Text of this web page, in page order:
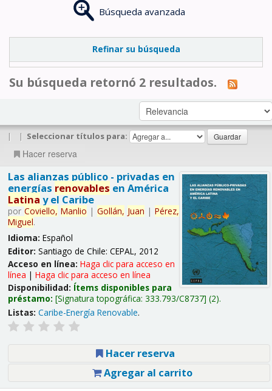
Búsqueda avanzada
Refinar su búsqueda
Su búsqueda retornó 2 resultados.
| | Seleccionar títulos para:
Hacer reserva
Las alianzas público - privadas en
energías renovables en América
Latina y el Caribe
por Coviello, Manlio | Gollán, Juan | Pérez,
Miguel.
Idioma: Español
Editor: Santiago de Chile: CEPAL, 2012
Acceso en línea: Haga clic para acceso en
línea | Haga clic para acceso en línea
Disponibilidad: Ítems disponibles para
préstamo: Signatura topográfica: 333.793/C8737 (2).
Listas: Caribe-Energía Renovable.
Hacer reserva
Agregar al carrito